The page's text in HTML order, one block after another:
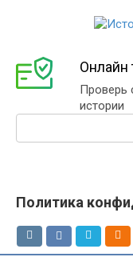
Онлайн
Проверь
истории
Поиск:
Политика